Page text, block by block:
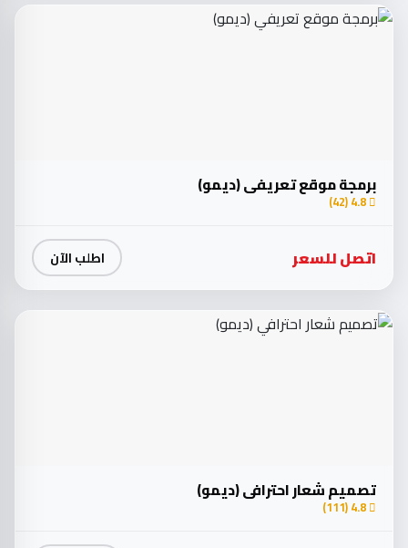
برمجة موقع تعريفي (ديمو)
4.8 (42)
اتصل للسعر اطلب الآن
تصميم شعار احترافي (ديمو)
4.8 (111)